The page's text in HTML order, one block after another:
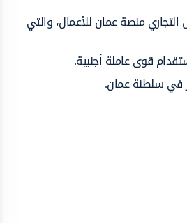
منصة عمان للأعمال، والتي
قوى عاملة أجنبية.
في سلطنة عمان.